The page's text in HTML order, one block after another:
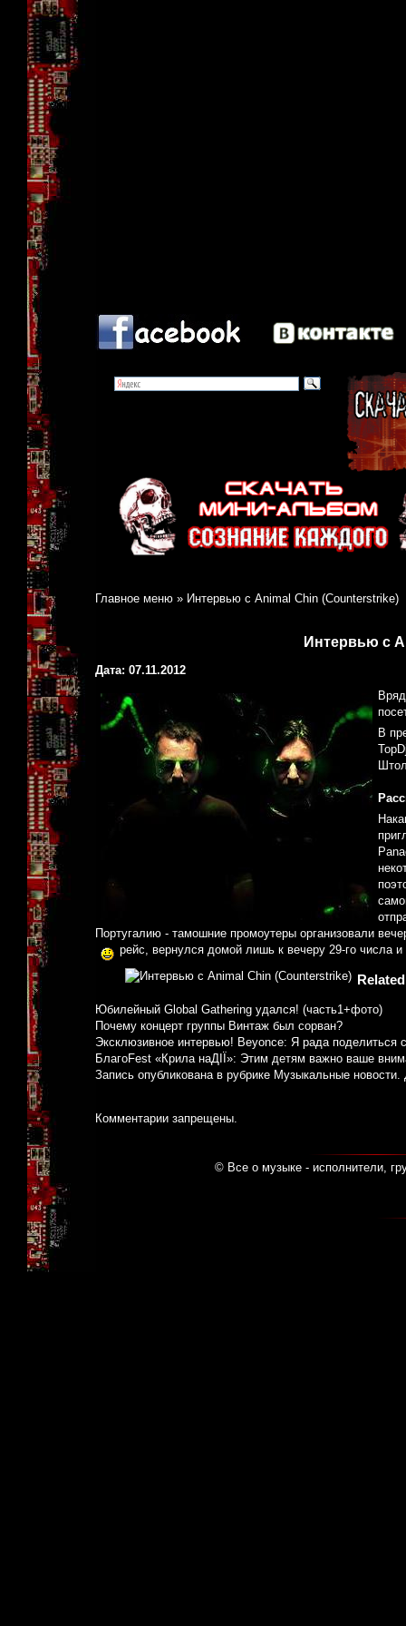
Главное меню » Интервью с Animal Chin (Counterstrike)
Интервью с
Дата: 07.11.2012
В
Португалию - тамошние промоутеры организовали
рейс, вернулся домой лишь к вечеру 29-го числа
Юбилейный Global Gathering удался! (часть1+фото)
Почему концерт группы Винтаж был сорван?
Эксклюзивное интервью! Beyonce: Я рада поделиться
БлагоFest «Крила наДІЇ»: Этим детям важно ваше
Запись опубликована в рубрике Музыкальные новости.
Комментарии запрещены.
© Все о музыке - исполнители,